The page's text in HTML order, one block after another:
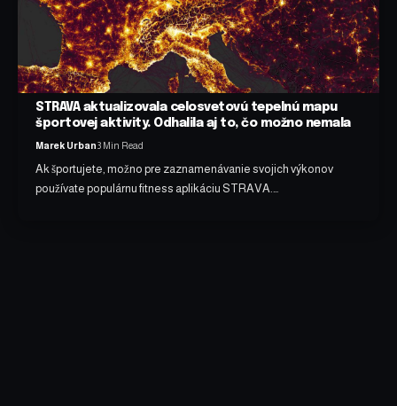
STRAVA aktualizovala celosvetovú tepelnú mapu
športovej aktivity. Odhalila aj to, čo možno nemala
Marek Urban3 Min Read
Ak športujete, možno pre zaznamenávanie svojich výkonov
používate populárnu fitness aplikáciu STRAVA.…